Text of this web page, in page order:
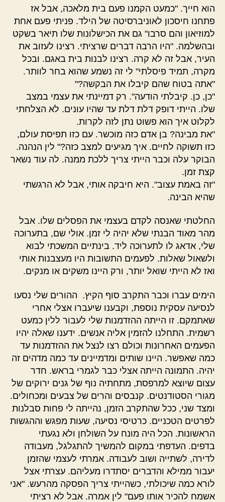
הוא חייך. "כמעט הקמנו פעם בית מלאכה, אבל אז
פתחנו חיסכון לאוניברסיטה של הילד. פניתי פעם אחת
למוזיאון והם סרבו" גם את הכישלונות שלו תיאר בשקט
ובהשלמה. "היו הרבה דברים שרציתי. רצינו לעזוב את
העיר, אבל זה לא קרה. רצינו לבנות בית באגם. ובכל
מקרה, תמיד פיסלתי" לי זה נשמע שהוא בחר לוותר.
"אתה בטוח שהם קיבלו את הבקשה?"
"כן, כן. קיבלתי הודעה". רק דמיינתי את עצמי במצב
שלו. הייתי דופק דלת דלת עד שהיו עונים. לא הצלחתי
לקלוט איך הוא פשוט נתן לזה לקרות.
"את מבינה? בן אדם כזה מוכשר. עם כזו תפיסת עולם,
כזו תשוקה לחיים. איך מגיעים למצב כזה?" לין הנהנה.
הבוקר עלה וכבר הייתי צריך ללכת ממנה. לה עוד נשאר
קצת זמן.
"זה באמת עצוב". היא חיבקה אותי, אבל לא הרגשתי
שהיא הבינה.
החלטתי שאנסה לקדם בעצמי את הפסלים שלו. אבל
מהר מאוד הבנתי שלא יהיה לי זמן. אולי שם, בתערוכה
שלי, אדאג לו לתערוכה ליד. בינתיים המשכתי לבוא
ולשאול שאלות. לפעמים התשובות היו מעצבנות אותי
ואז לא הייתי שואל יותר, ורק היינו משקים או מנקים.
הימים עברו וכבר התקרב סוף הקיץ. ההורים שלי נסעו
לנסיעה עסקית נוספת, וקבענו שיעברו אצלי אחרי
שאתמקם. זו הייתה ההזדמנות שלי לעבור ללין כמעט
רשמית. התחלנו להזמין אליה אנשים. ידענו שאלה יהיו
הפעמים האחרונות וכולם רצו לנצל את ההזדמנות עד
כמה שאפשר. היינו שותים ומדמיינים עד כמה מדהים זה
יהיה. התמונה הייתה אצלי כבר לגמרי בראש. חדר
עצום שיוצא למרפסת, מתחתיה נוף של גנים ירוקים של
מגורי הסטודנטים. קנבסים והרים של צבעים ומכחולים.
ומצד שני, ככל שהתקרב הזמן, נהייתה לי פחות סבלנות
לפרטים הטכניים. כרטיסי נסיעה, שעות מפגש וההגשות
הראשונות. הכל היה מונח על השולחן ולא נגעתי
בדפים. העדפתי במקום להמשיך להתגלגל, מעבודה
לדירה, לשתייה ושוב לעבודה. אמרתי לעצמי שהזמן
יעבור ממילא והדברים יסתדרו מעליהם. עצרתי אצל
לורא כמה שיכולתי, כשהייתי צריך הפסקה מהרעש. "אני
אשמח להכיר אותו פעם" לין אמרה. אבל לא רציתי